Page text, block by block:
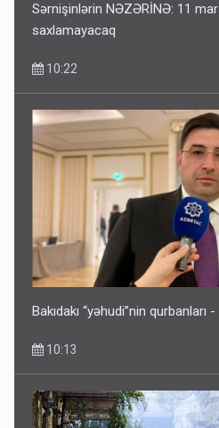
Sərnişinlərin NƏZƏRİNƏ: 11
saxlamayacaq
10:22
Bakıdakı “yəhudi”nin
10:13